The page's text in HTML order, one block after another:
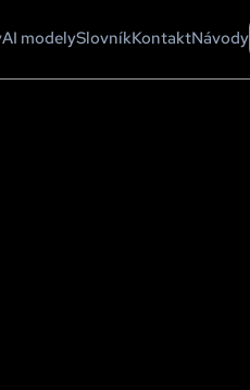
AI modelySlovníkKontaktNávody